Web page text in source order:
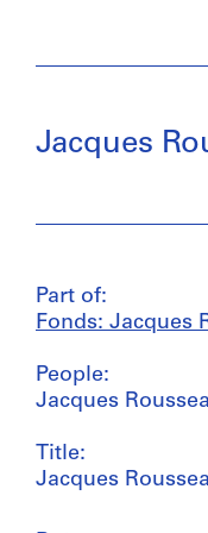
Jacques
Part of:
Fonds: Jacques
People:
Jacques
Title:
Jacques